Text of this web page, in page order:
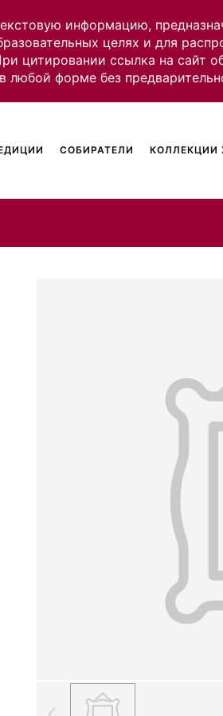
информацию,
целях и для
цитировании ссылка на сайт
форме без
СОБИРАТЕЛИ КОЛЛЕКЦИИ